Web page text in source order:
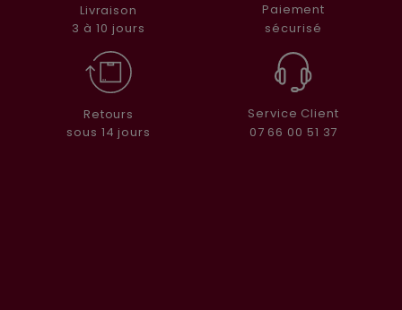
Livraison
3 à 10 jours
Paiement
sécurisé
Retours
sous 14 jours
Service Client
07 66 00 51 37